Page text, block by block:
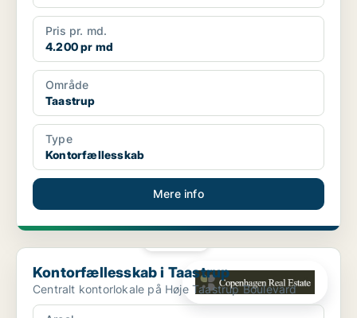
Pris pr. md.
4.200 pr md
Område
Taastrup
Type
Kontorfællesskab
Mere info
Kontorfællesskab i Taastrup
Kontorfællesskab i Taastrup
Centralt kontorlokale på Høje Taastrup Boulevard